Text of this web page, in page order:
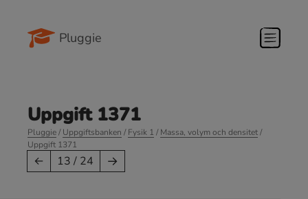
Pluggie
Uppgift 1371
Pluggie/Uppgiftsbanken /Fysik 1 /Massa, volym och densitet/
Uppgift 1371
← 13 / 24 →